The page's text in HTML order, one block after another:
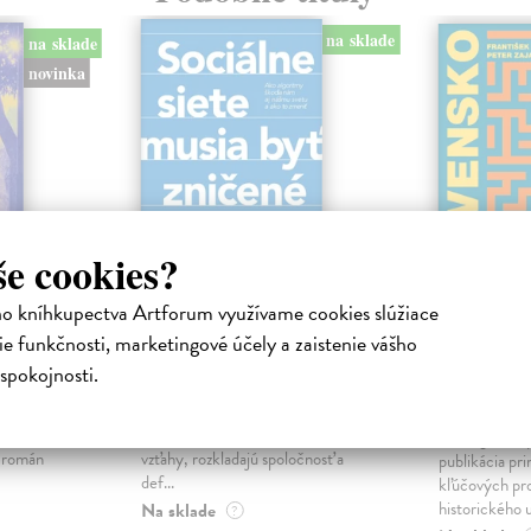
cookies?
kníhkupectva Artforum využívame cookies slúžiace
funkčnosti, marketingové účely a zaistenie vášho
na sklade
novinka
na sklade
Sociálne siete musia
byť zničené
vzťahy, rozkladajú spoločnosť a
def...
Na sklade ?
sme.
publikácia
kľúčových
historického